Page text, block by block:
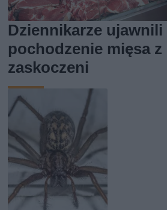
Dziennikarze ujawnili
pochodzenie mięsa
zaskoczeni